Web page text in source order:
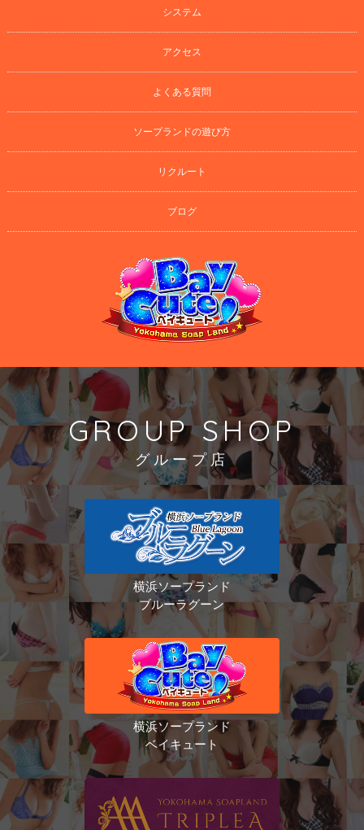
システム
アクセス
よくある質問
ソープランドの遊び方
リクルート
ブログ
GROUP SHOP
グループ店
横浜ソープランド
ブルーラグーン
横浜ソープランド
ベイキュート